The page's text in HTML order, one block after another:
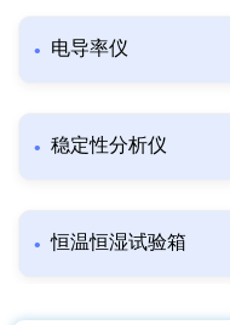
电导率仪
稳定性分析仪
恒温恒湿试验箱